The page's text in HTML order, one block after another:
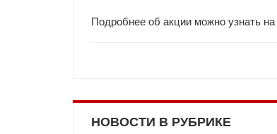
Подробнее об акции можно узнать на
НОВОСТИ В РУБРИКЕ